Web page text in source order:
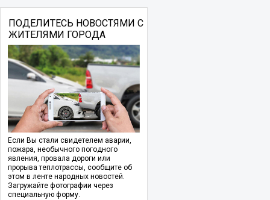
ПОДЕЛИТЕСЬ НОВОСТЯМИ С
ЖИТЕЛЯМИ ГОРОДА
Если Вы стали свидетелем аварии,
пожара, необычного погодного
явления, провала дороги или
прорыва теплотрассы, сообщите об
этом в ленте народных новостей.
Загружайте фотографии через
специальную форму.